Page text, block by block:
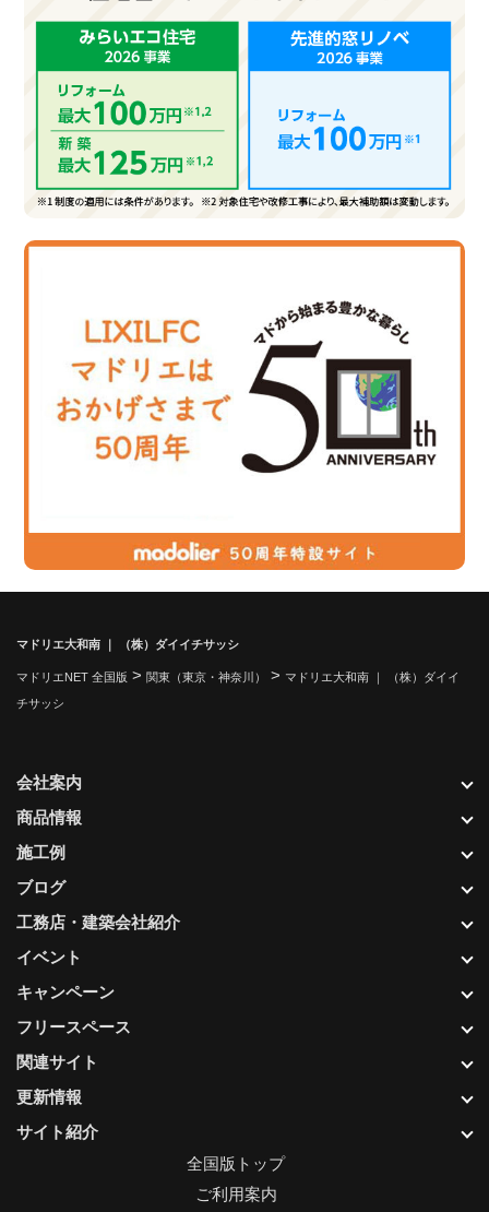
マドリエ大和南 ｜ （株）ダイイチサッシ
マドリエNET 全国版 > 関東（東京・神奈川） > マドリエ大和南 ｜ （株）ダイイ
チサッシ
更新情報
サイト紹介
会社案内
商品情報
施工例
ブログ
工務店・建築会社紹介
イベント
キャンペーン
フリースペース
関連サイト
全国版トップ
ご利用案内